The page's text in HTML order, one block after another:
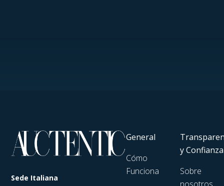
Sede Italiana
General
Cómo
Funciona
y Confianza
Sobre